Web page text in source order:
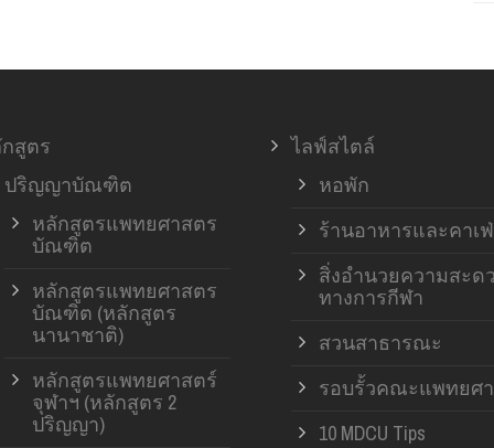
สูตร
ปริญญาบัณฑิต
หลักสูตรแพทยศาสตร
บัณฑิต
หลักสูตรแพทยศาสตร
บัณฑิต (หลักสูตร
นานาชาติ)
หลักสูตรแพทยศาสตร์
จุฬาฯ (หลักสูตร 2
ปริญญา)
ไลฟ์สไตล์
หอพัก
ร้านอาหารและคาเฟ่
สิ่งอำนวยความสะด
ทางการกีฬา
สวนสาธารณะ
รอบรั้วคณะแพทยศ
10 MDCU Tips